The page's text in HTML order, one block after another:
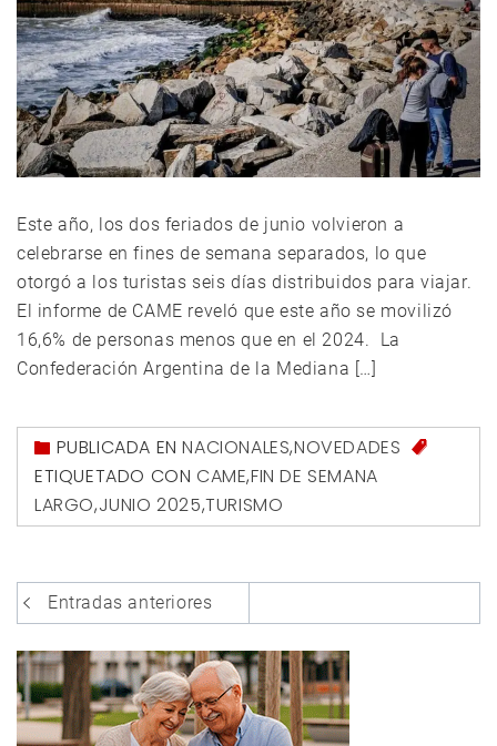
Este año, los dos feriados de junio volvieron a
celebrarse en fines de semana separados, lo que
otorgó a los turistas seis días distribuidos para viajar.
El informe de CAME reveló que este año se movilizó
16,6% de personas menos que en el 2024. La
Confederación Argentina de la Mediana […]
PUBLICADA ENNACIONALES,NOVEDADES
ETIQUETADO CON CAME,FIN DE SEMANA
LARGO,JUNIO 2025,TURISMO
Navegación
de
entradas
Entradas anteriores